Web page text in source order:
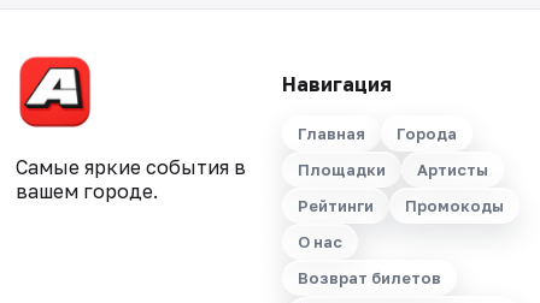
Самые яркие события в
вашем городе.
Навигация
Главная
Города
Площадки
Артисты
Рейтинги
Промокоды
О нас
Возврат билетов